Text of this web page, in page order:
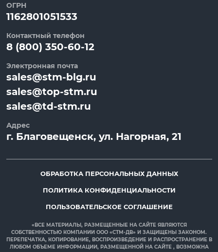
ОГРН
1162801051533
Контактный телефон
8 (800) 350-60-12
Электронная почта
sales@stm-blg.ru
sales@top-stm.ru
sales@td-stm.ru
Адрес
г. Благовещенск, ул. Нагорная, 21
ОБРАБОТКА ПЕРСОНАЛЬНЫХ ДАННЫХ
ПОЛИТИКА КОНФИДЕНЦИАЛЬНОСТИ
ПОЛЬЗОВАТЕЛЬСКОЕ СОГЛАШЕНИЕ
«ВСЕ МАТЕРИАЛЫ, РАЗМЕЩЕННЫЕ НА САЙТЕ ЯВЛЯЮТСЯ
СОБСТВЕННОСТЬЮ КОМПАНИИ ООО «СТМ-ДВ» И ЗАЩИЩЕНЫ ЗАКОНОМ.
ПЕРЕПЕЧАТКА, КОПИРОВАНИЕ, ВОСПРОИЗВЕДЕНИЕ И РАСПРОСТРАНЕНИЕ В
ЛЮБОМ ОБЪЕМЕ ИНФОРМАЦИИ, РАЗМЕЩЕННОЙ НА САЙТЕ , ВОЗМОЖНА